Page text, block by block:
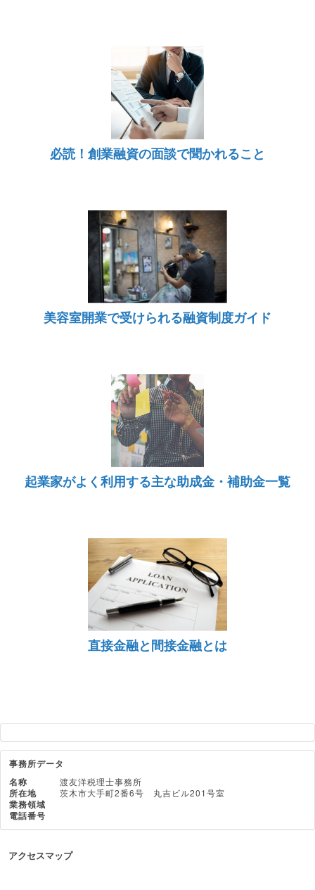
必読！創業融資の面談で聞かれること
美容室開業で受けられる融資制度ガイド
起業家がよく利用する主な助成金・補助金一覧
直接金融と間接金融とは
事務所データ
名称
渡友洋税理士事務所
所在地 茨木市大手町2番6号 丸吉ビル201号室
業務領域
電話番号
アクセスマップ